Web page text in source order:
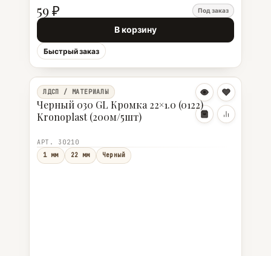
59 ₽ Под заказ
В корзину
Быстрый заказ
ЛДСП / МАТЕРИАЛЫ
Черный 030 GL Кромка 22×1.0 (0122)
Kronoplast (200м/5шт)
АРТ. 30210
1 мм
22 мм Черный